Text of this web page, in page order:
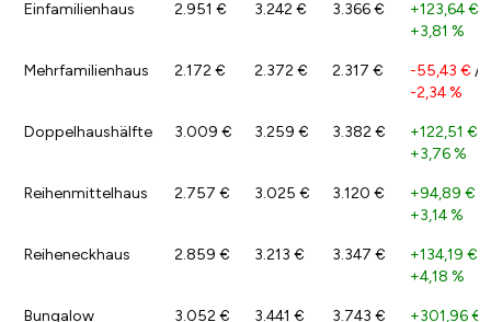
Einfamilienhaus 2.951 € 3.242 € 3.366 € +123,64 €
+3,81 %
Mehrfamilienhaus 2.172 € 2.372 € 2.317 € -55,43 € /
-2,34 %
Doppelhaushälfte 3.009 € 3.259 € 3.382 € +122,51 €
+3,76 %
Reihenmittelhaus 2.757 € 3.025 € 3.120 € +94,89 €
+3,14 %
Reiheneckhaus 2.859 € 3.213 € 3.347 € +134,19 €
+4,18 %
Bungalow 3.052 € 3.441 € 3.743 € +301,96 €